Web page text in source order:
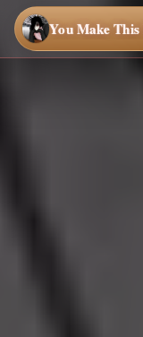
You Make This